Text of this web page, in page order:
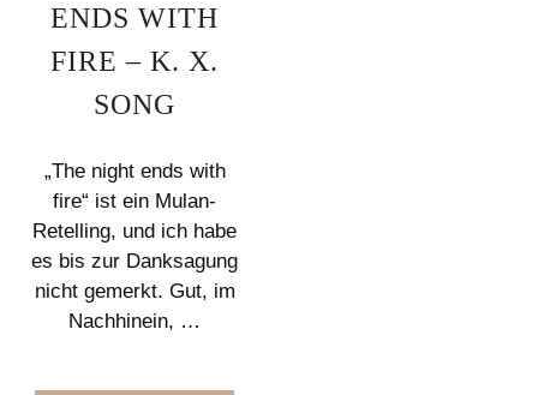
ENDS WITH
FIRE – K. X.
SONG
„The night ends with
fire“ ist ein Mulan-
Retelling, und ich habe
es bis zur Danksagung
nicht gemerkt. Gut, im
Nachhinein, …